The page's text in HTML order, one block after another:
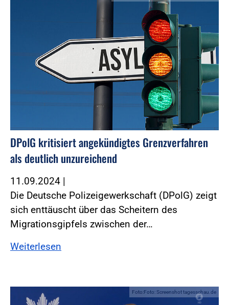
DPolG kritisiert angekündigtes Grenzverfahren
als deutlich unzureichend
11.09.2024 |
Die Deutsche Polizeigewerkschaft (DPolG) zeigt
sich enttäuscht über das Scheitern des
Migrationsgipfels zwischen der…
Weiterlesen
Foto:Foto: Screenshot tagesschau.de